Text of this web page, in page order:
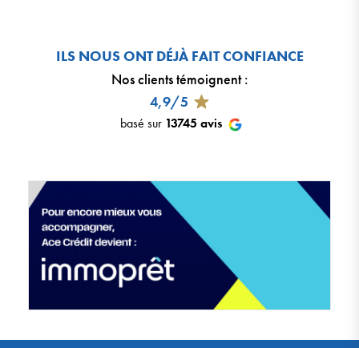
ILS NOUS ONT DÉJÀ FAIT CONFIANCE
Nos clients témoignent:
4,9/5
basé sur 13745 avis